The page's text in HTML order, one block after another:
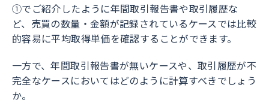
①でご紹介したように年間取引報告書や取引履歴な
ど、売買の数量・金額が記録されているケースでは比較
的容易に平均取得単価を確認することができます。
一方で、年間取引報告書が無いケースや、取引履歴が不
完全なケースにおいてはどのように計算すべきでしょう
か。